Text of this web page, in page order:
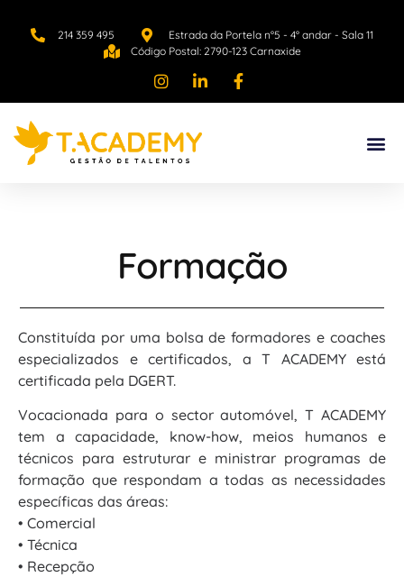
214 359 495
Estrada da Portela n°5 - 4° andar - Sala 11
Código Postal: 2790-123 Carnaxide
Formação
Constituída por uma bolsa de formadores e coaches
especializados e certificados, a T ACADEMY está
certificada pela DGERT.
Vocacionada para o sector automóvel, T ACADEMY
tem a capacidade, know-how, meios humanos e
técnicos para estruturar e ministrar programas de
formação que respondam a todas as necessidades
específicas das áreas:
• Comercial
• Técnica
• Recepção